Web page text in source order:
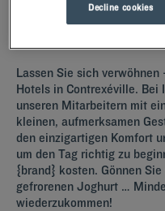
Unsere Hotels in
Lassen Sie sich
Hotels in Contrexéville. Bei
unseren Mitarbeitern mit
kleinen, aufmerksamen
den einzigartigen Komfort
um den Tag richtig zu
{brand} kosten. Gönnen
gefrorenen Joghurt …
wiederzukommen!
Decline cookies